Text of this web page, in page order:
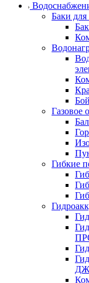
Баки
Газовое
Гибкие